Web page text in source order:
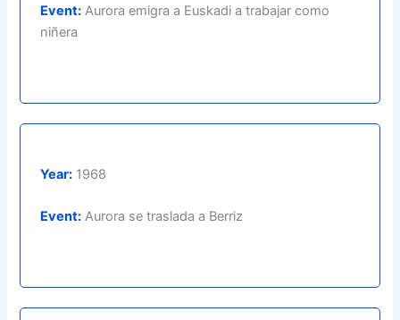
Event: Aurora emigra a Euskadi a trabajar como
niñera
Year: 1968
Event: Aurora se traslada a Berriz